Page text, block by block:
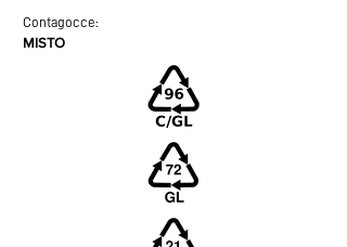
Contagocce:
MISTO